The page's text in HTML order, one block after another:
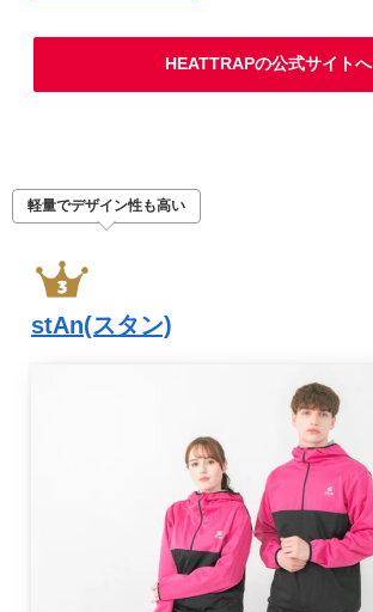
HEATTRAPの公式サイトへ
軽量でデザイン性も高い
stAn(スタン)